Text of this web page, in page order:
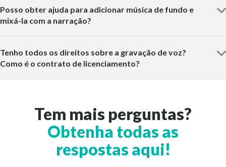
Posso obter ajuda para adicionar música de fundo e
mixá-la com a narração?
Tenho todos os direitos sobre a gravação de voz?
Como é o contrato de licenciamento?
Tem mais perguntas?
Obtenha todas as
respostas aqui!